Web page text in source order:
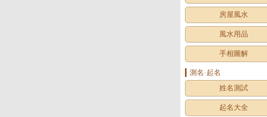
房屋風水
風水用品
手相圖解
測名·起名
姓名測試
起名大全